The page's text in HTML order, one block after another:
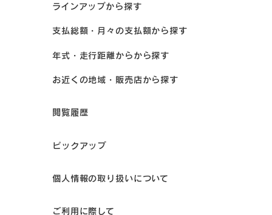
ラインアップから探す
支払総額・月々の支払額から探す
年式・走行距離からから探す
お近くの地域・販売店から探す
閲覧履歴
ピックアップ
個人情報の取り扱いについて
ご利用に際して